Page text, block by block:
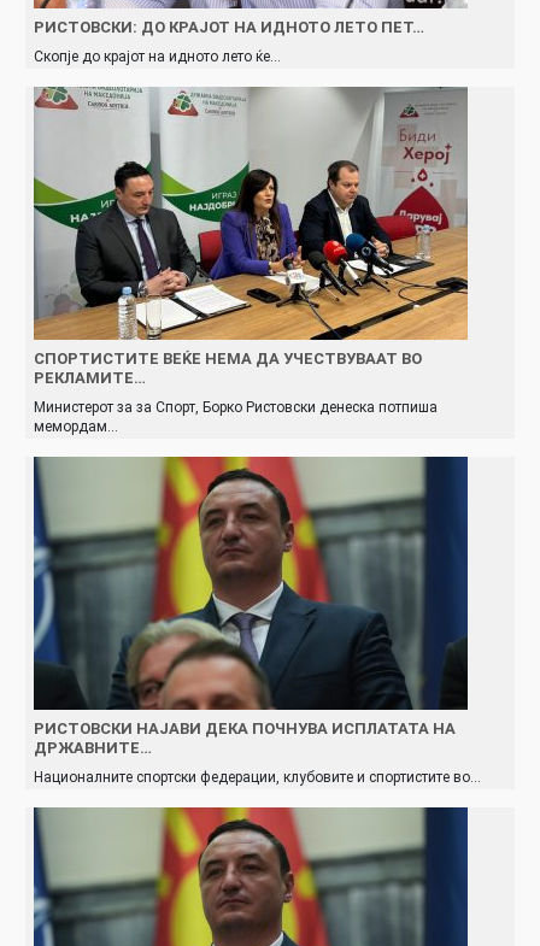
РИСТОВСКИ: ДО КРАЈОТ НА ИДНОТО ЛЕТО ПЕТ…
Скопје до крајот на идното лето ќе…
СПОРТИСТИТЕ ВЕЌЕ НЕМА ДА УЧЕСТВУВААТ ВО
РЕКЛАМИТЕ…
Министерот за за Спорт, Борко Ристовски денеска потпиша
мемордам…
РИСТОВСКИ НАЈАВИ ДЕКА ПОЧНУВА ИСПЛАТАТА НА
ДРЖАВНИТЕ…
Националните спортски федерации, клубовите и спортистите во…